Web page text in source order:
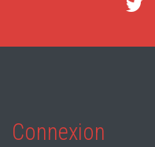
Connexion